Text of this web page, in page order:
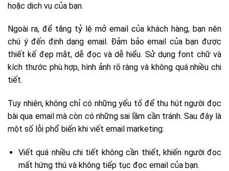
hoặc dịch vụ của bạn.
Ngoài ra, để tăng tỷ lệ mở email của khách hàng, bạn nên
chú ý đến định dạng email. Đảm bảo email của bạn được
thiết kế đẹp mắt, dễ đọc và dễ hiểu. Sử dụng font chữ và
kích thước phù hợp, hình ảnh rõ ràng và không quá nhiều chi
tiết.
Tuy nhiên, không chỉ có những yếu tố để thu hút người đọc
bài qua email mà còn có những sai lầm cần tránh. Sau đây là
một số lỗi phổ biến khi viết email marketing:
Viết quá nhiều chi tiết không cần thiết, khiến người đọc
mất hứng thú và không tiếp tục đọc email của bạn.